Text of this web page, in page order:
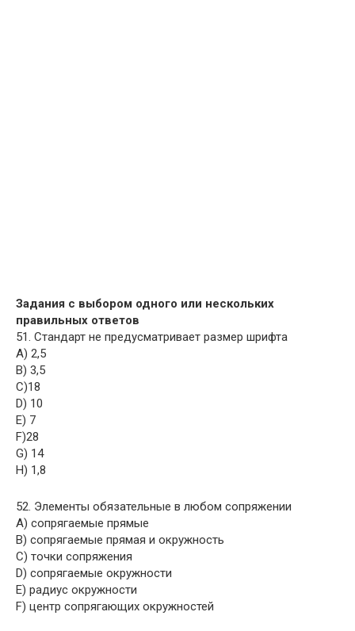
Задания с выбором одного или нескольких
правильных ответов
51. Cтандарт не предусматривает размер шрифта
A) 2,5
B) 3,5
C)18
D) 10
E) 7
F)28
G) 14
H) 1,8
52. Элементы обязательные в любом сопряжении
A) сопрягаемые прямые
B) сопрягаемые прямая и окружность
C) точки сопряжения
D) сопрягаемые окружности
E) радиус окружности
F) центр сопрягающих окружностей